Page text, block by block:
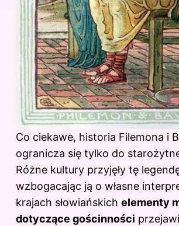
Co ciekawe, historia Filemona i
ogranicza się tylko do
Różne kultury przyjęły tę
wzbogacając ją o własne
krajach słowiańskich elementy
dotyczące gościnności